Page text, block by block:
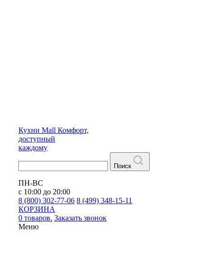
Кухни Mall Комфорт,
доступный
каждому
Поиск
ПН-ВС
с 10:00 до 20:00
8 (800) 302-77-06 8 (499) 348-15-11
КОРЗИНА
0 товаров. Заказать звонок
Меню